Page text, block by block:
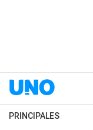
PRINCIPALES